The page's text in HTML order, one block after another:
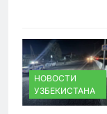
НОВОСТИ
УЗБЕКИСТАНА